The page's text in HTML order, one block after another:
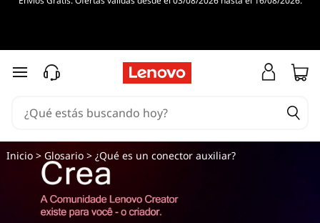
Ir al contenido principal
Inicio> Glosario> ¿Qué es un conector auxiliar?